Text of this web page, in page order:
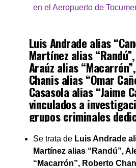
en el Aeropuerto de
Luis Andrade alias
Martínez alias
Araúz alias
Chanis alias “Omar
Casasola alias “Jaime
vinculados a
grupos criminales
Chiriquí.
pic.twitter.com/
Se trata de Luis Andrade
Martínez alias “Randú”,
“Macarrón”, Roberto